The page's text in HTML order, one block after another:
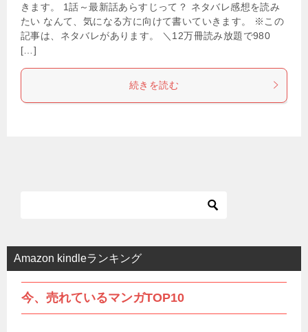
きます。 1話～最新話あらすじって？ ネタバレ感想を読み
たい なんて、気になる方に向けて書いていきます。 ※この
記事は、ネタバレがあります。 ＼12万冊読み放題で980
[…]
続きを読む
Amazon kindleランキング
今、売れているマンガTOP10